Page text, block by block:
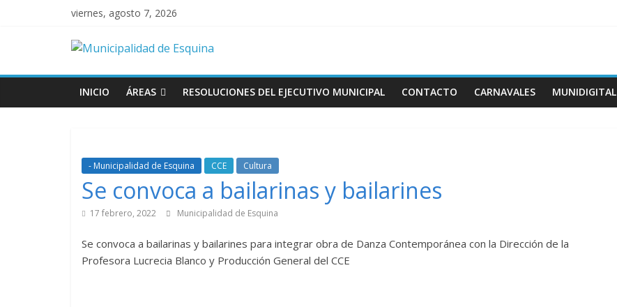
viernes, agosto 7, 2026
INICIO ÁREAS RESOLUCIONES DEL EJECUTIVO MUNICIPAL CONTACTO CARNAVALES MUNIDIGITAL
- Municipalidad de Esquina CCE Cultura
Se convoca a bailarinas y bailarines
17 febrero, 2022 Municipalidad de Esquina
Se convoca a bailarinas y bailarines para integrar obra de Danza Contemporánea con la Dirección de la
Profesora Lucrecia Blanco y Producción General del CCE